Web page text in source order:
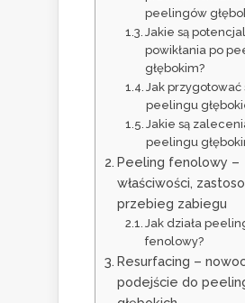
peelingów
Jakie są
powikłania po
głębokim?
Jak przygotować
peelingu
Jakie są
peelingu
Peeling fenolowy –
właściwości,
przebieg zabiegu
Jak działa
fenolowy?
Resurfacing –
podejście do